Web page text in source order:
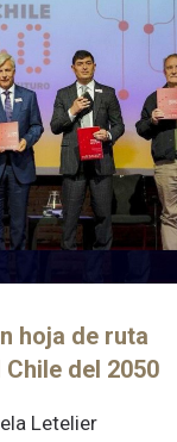
hoja de ruta
del 2050
Letelier